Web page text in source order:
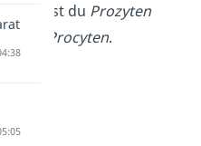
nennst du Prozyten
Procyten.